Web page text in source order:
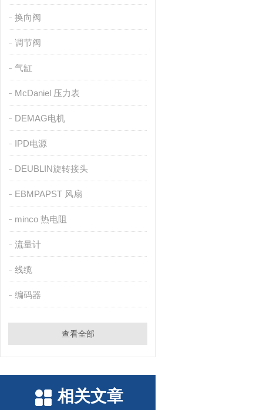
换向阀
调节阀
气缸
McDaniel 压力表
DEMAG电机
IPD电源
DEUBLIN旋转接头
EBMPAPST 风扇
minco 热电阻
流量计
线缆
编码器
查看全部
相关文章